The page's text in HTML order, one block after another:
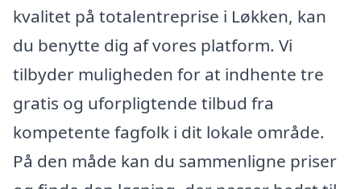
kvalitet på totalentreprise i Løkken, kan
du benytte dig af vores platform. Vi
tilbyder muligheden for at indhente tre
gratis og uforpligtende tilbud fra
kompetente fagfolk i dit lokale område.
På den måde kan du sammenligne priser